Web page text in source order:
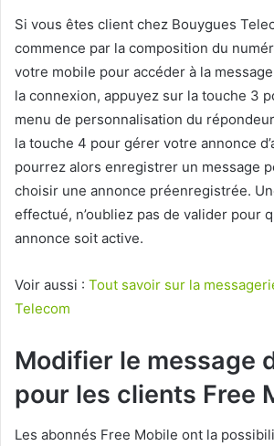
Si vous êtes client chez Bouygues
commence par la composition du
votre mobile pour accéder à la
la connexion, appuyez sur la touche 3
menu de personnalisation du
la touche 4 pour gérer votre annonce
pourrez alors enregistrer un message
choisir une annonce préenregistrée.
effectué, n’oubliez pas de valider pour
annonce soit active.
Voir aussi : Tout savoir sur la
Telecom
Modifier le message
pour les clients Free
Les abonnés Free Mobile ont la